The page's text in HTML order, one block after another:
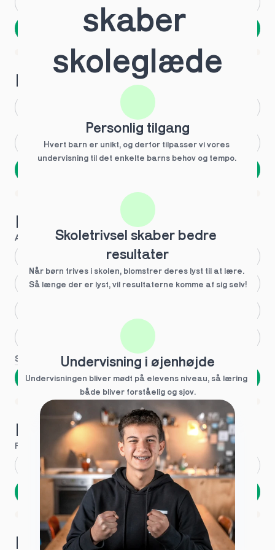
Næste
1 ud af 9 for at finde den rette tutor
Hvilken årgang?
2.g Andet
1 ud af 9 for at finde den rette tutor
Hvilke behov?
Anbefalet til dig
Større skoleglæde
Se flere
Næste
Spring over
1 ud af 9 for at finde den rette tutor
Hvad hedder du?
Fornavn Efternavn
Næste
Opbevares sikkert - oplysninger deles aldrig
1 ud af 9 for at finde den rette tutor
Hvordan kontakter vi dig?
skaber
skoleglæde
Personlig tilgang
Hvert barn er unikt, og derfor tilpasser vi vores
undervisning til det enkelte barns behov og tempo.
Skoletrivsel skaber bedre
resultater
Når børn trives i skolen, blomstrer deres lyst til at lære.
Så længe der er lyst, vil resultaterne komme af sig selv!
Undervisning i øjenhøjde
Undervisningen bliver mødt på elevens niveau, så læring
både bliver forståelig og sjov.